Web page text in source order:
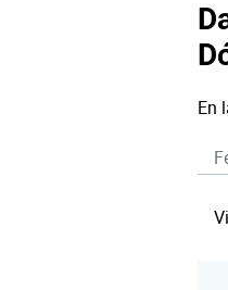
En